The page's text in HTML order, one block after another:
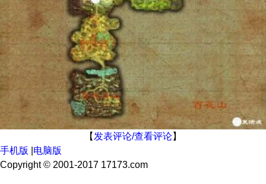
【 发表评论/查看评论】
手机版
电脑版
Copyright © 2001-2017 17173.com